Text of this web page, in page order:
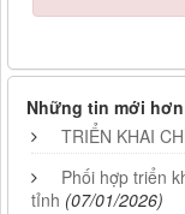
Những tin mới hơn
TRIỂN KHAI
Phối hợp triển
tỉnh (07/01/2026)